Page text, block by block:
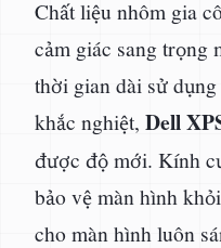
Chất liệu nhôm gia
cảm giác sang trọng
thời gian dài sử
khắc nghiệt, Dell
được độ mới. Kính
bảo vệ màn hình
cho màn hình luôn